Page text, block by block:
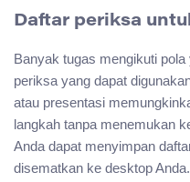
Daftar periksa
Banyak tugas mengikuti
periksa yang dapat
atau presentasi
langkah tanpa menemukan
Anda dapat menyimpan
disematkan ke desktop Anda.